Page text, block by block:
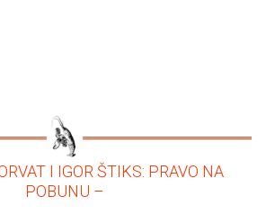
I IGOR ŠTIKS: PRAVO NA
POBUNU –